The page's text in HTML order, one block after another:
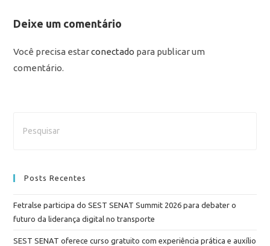
Deixe um comentário
Você precisa estarconectado para publicar um
comentário.
Posts Recentes
Fetralse participa do SEST SENAT Summit 2026 para debater o
futuro da liderança digital no transporte
SEST SENAT oferece curso gratuito com experiência prática e auxílio